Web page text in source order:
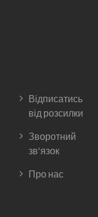
Відписатись
від розсилки
Зворотний
зв'язок
Про нас